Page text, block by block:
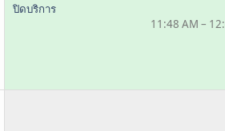
ปิดบริการ
11:48 AM –